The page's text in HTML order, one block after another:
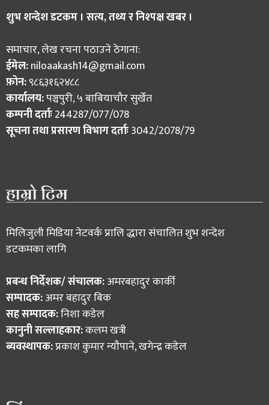
शुभ शन्देश डटकम । सत्य, तथ्य र निश्पक्ष खबर ।
समाचार, लेख रचना पठाउने ठेगाना:
ईमेल:niloaakash14@gmail.com
फ़ोन:९८६३१६२४८८
कार्यालय:पञ्चपुरी, ५ बाबियाचौर सुर्खेत
कम्पनी दर्ताः244287/077/078
सूचना तथा प्रसारण विभाग दर्ताः3042/2078/79
हाम्रो टिम
मिलिजुली मिडिया नेटवर्क प्रालि द्धारा संचालित शुभ शन्देश
डटकमका लागि
प्रबन्ध निर्देशक/ संचालक:अमरबहादुर कार्की
सम्पादक:अमर बहादुर बिक
सह सम्पादक:निशा कडेल
कानुनी सल्लाहकार:कलम खत्री
ब्यवस्थापक:प्रकाश कुमार न्याैपाने, खगेन्द्र कडेल